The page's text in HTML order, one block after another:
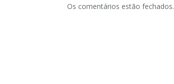
Os comentários estão fechados.